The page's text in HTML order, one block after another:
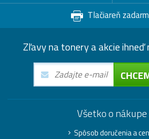
Tlačiareň
Zľavy na tonery a akcie ihneď
Všetko o nákupe
Spôsob doručenia a